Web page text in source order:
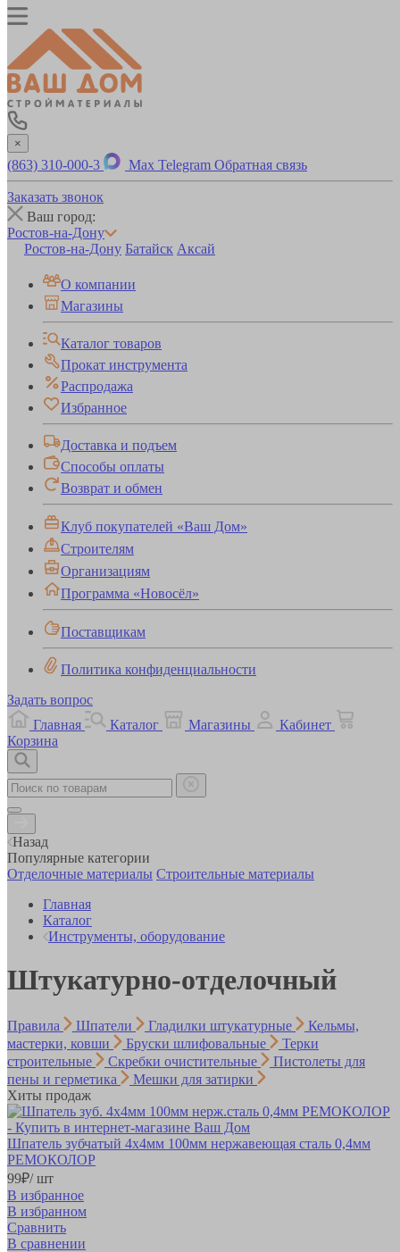
×
(863) 310-000-3 Max Telegram Обратная связь
Заказать звонок
Ваш город:
Ростов-на-Дону
Ростов-на-Дону Батайск Аксай
О компании
Магазины
Каталог товаров
Прокат инструмента
Распродажа
Избранное
Доставка и подъем
Способы оплаты
Возврат и обмен
Клуб покупателей «Ваш Дом»
Строителям
Организациям
Программа «Новосёл»
Поставщикам
Политика конфиденциальности
Задать вопрос
Главная
Каталог Магазины
Кабинет
Корзина
Назад
Популярные категории
Отделочные материалы Строительные материалы
Главная
Каталог
Инструменты, оборудование
Штукатурно-отделочный
Правила Шпатели Гладилки штукатурные
Кельмы,
мастерки, ковши
Бруски шлифовальные
Терки
строительные
Скребки очистительные
Пистолеты для
пены и герметика
Мешки для затирки
Хиты продаж
Шпатель зубчатый 4х4мм 100мм нержавеющая сталь 0,4мм
РЕМОКОЛОР
99₽/ шт
В избранное
В избранном
Сравнить
В сравнении